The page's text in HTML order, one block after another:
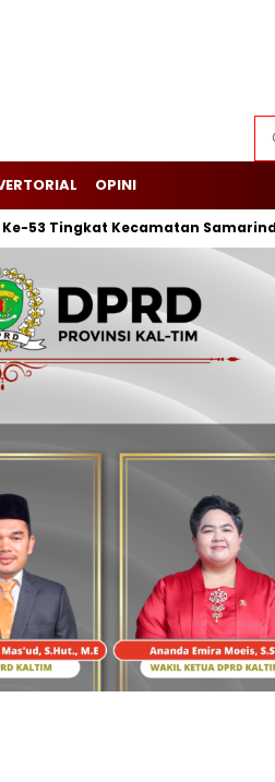
OPINI
Tingkat Kecamatan Samarinda